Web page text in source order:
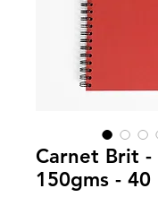
Carnet Brit
150gms - 40